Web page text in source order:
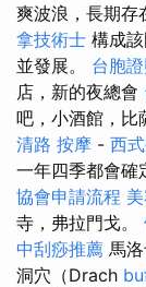
爽波浪，長期存
拿技術士 構成
並發展。 台胞
店，新的夜總會
吧，小酒館，比
清路 按摩 - 西
一年四季都會確
協會申請流程
寺，弗拉門戈。
中刮痧推薦 馬
洞穴（Drach